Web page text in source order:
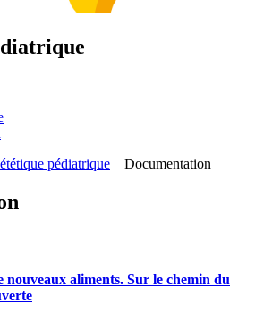
pédiatrique Documentation
nouveaux aliments. Sur le chemin du